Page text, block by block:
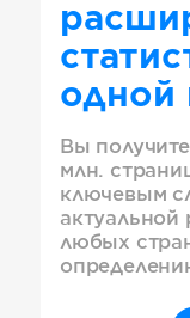
одной
Вы
млн.
ключевым
актуальной
любых